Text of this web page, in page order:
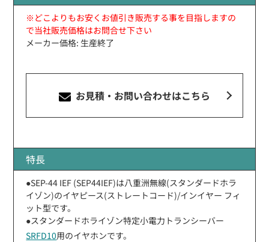
※どこよりもお安くお値引き販売する事を目指しますの
で当社販売価格はお問合せ下さい
メーカー価格: 生産終了
お見積・お問い合わせはこちら
特長
●SEP-44 IEF (SEP44IEF)は八重洲無線(スタンダードホラ
イゾン)のイヤピース(ストレートコード)/インイヤー フィ
ット型です。
●スタンダードホライゾン特定小電力トランシーバー
SRFD10用のイヤホンです。